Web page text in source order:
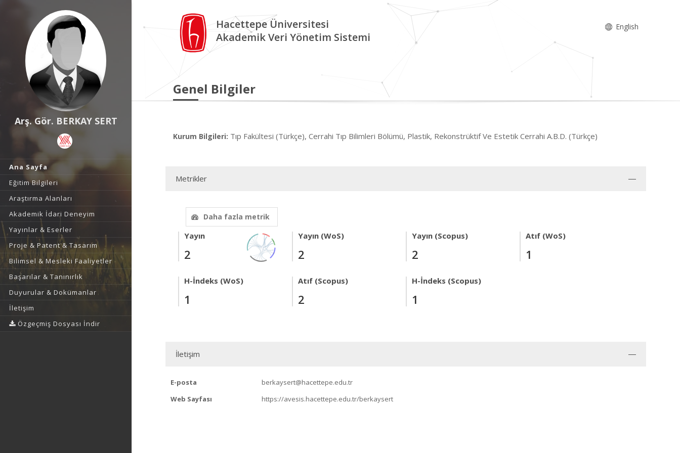
Arş. Gör. BERKAY SERT
Ana Sayfa
Eğitim Bilgileri
Araştırma Alanları
Akademik İdari Deneyim
Yayınlar & Eserler
Proje & Patent & Tasarım
Bilimsel & Mesleki Faaliyetler
Başarılar & Tanınırlık
Duyurular & Dokümanlar
İletişim
Özgeçmiş Dosyası İndir
Hacettepe Üniversitesi
Akademik Veri Yönetim Sistemi
English
Genel Bilgiler
Kurum Bilgileri: Tıp Fakültesi (Türkçe), Cerrahi Tıp Bilimleri Bölümü, Plastik, Rekonstrüktif Ve Estetik Cerrahi A.B.D. (Türkçe)
Metrikler
Daha fazla metrik
Yayın
2
Yayın (WoS)
2
Yayın (Scopus)
2
Atıf (WoS)
1
H-İndeks (WoS)
1
Atıf (Scopus)
2
H-İndeks (Scopus)
1
İletişim
E-posta
berkaysert@hacettepe.edu.tr
Web Sayfası
https://avesis.hacettepe.edu.tr/berkaysert